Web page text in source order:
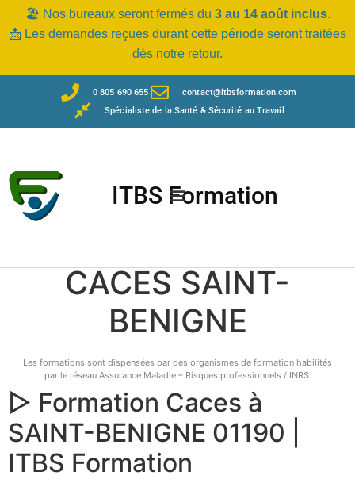
🏖️ Nos bureaux seront fermés du 3 au 14 août inclus.
📩 Les demandes reçues durant cette période seront traitées
dès notre retour.
0 805 690 655
contact@itbsformation.com
Spécialiste de la Santé & Sécurité au Travail
ITBS Formation
CACES SAINT-
BENIGNE
Les formations sont dispensées par des organismes de formation habilités
par le réseau Assurance Maladie – Risques professionnels / INRS.
▷ Formation Caces à
SAINT-BENIGNE 01190 |
ITBS Formation